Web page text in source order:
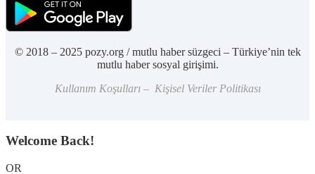
© 2018 – 2025 pozy.org / mutlu haber süzgeci – Türkiye’nin tek
mutlu haber sosyal girişimi.
Kullanım Koşulları – Kişisel Veriler Politikası
Welcome Back!
OR